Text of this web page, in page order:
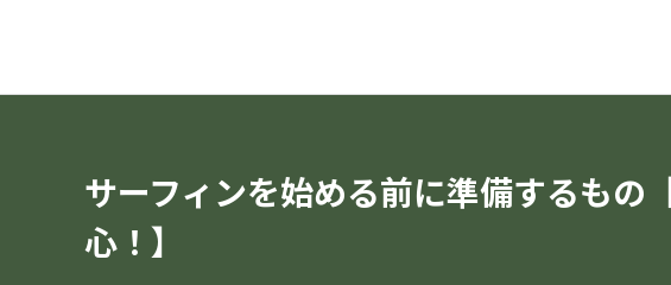
サーフィンを始める前に準備するもの
心！】